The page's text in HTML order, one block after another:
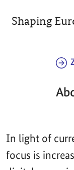
Shaping
In light of
focus is